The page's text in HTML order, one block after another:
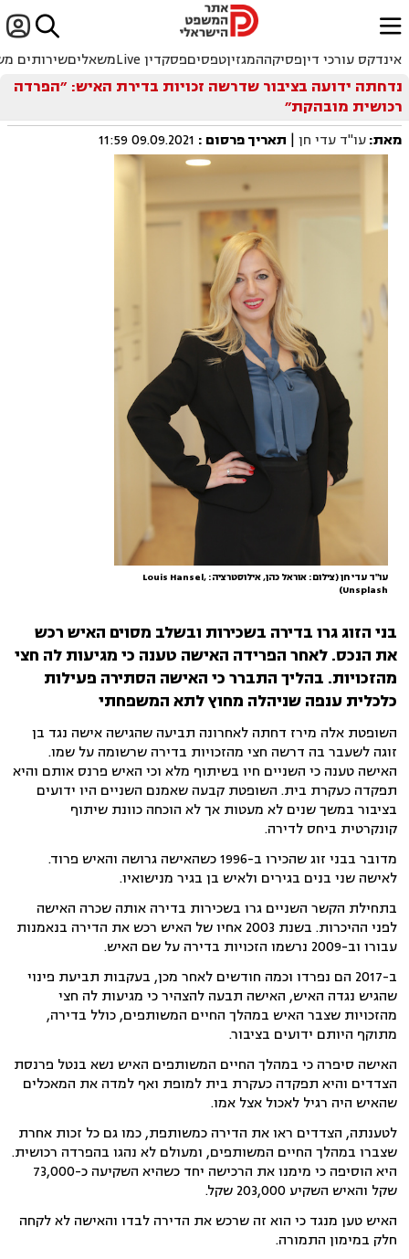

ﱐ
אינדקס עורכי דיןפסיקההמגזיןטפסיםפסקדין Live משאליםשירותים
נדחתה ידועה בציבור שדרשה זכויות בדירת האיש: ״הפרדה
רכושית מובהקת״
מאת:עו"ד עדי חן | תאריך פרסום :
09.09.2021 11:59
עו"ד עדי חן (צילום: אוראל כהן, אילוסטרציה: Louis Hansel,
Unsplash)
בני הזוג גרו בדירה בשכירות ובשלב מסוים האיש רכש
את הנכס. לאחר הפרידה האישה טענה כי מגיעות לה חצי
מהזכויות. בהליך התברר כי האישה הסתירה פעילות
כלכלית ענפה שניהלה מחוץ לתא המשפחתי
השופטת אלה מירז דחתה לאחרונה תביעה שהגישה אישה נגד בן
זוגה לשעבר בה דרשה חצי מהזכויות בדירה שרשומה על שמו.
האישה טענה כי השניים חיו בשיתוף מלא וכי האיש פרנס אותם והיא
תפקדה כעקרת בית. השופטת קבעה שאמנם השניים היו ידועים
בציבור במשך שנים לא מעטות אך לא הוכחה כוונת שיתוף
קונקרטית ביחס לדירה.
מדובר בבני זוג שהכירו ב-1996 כשהאישה גרושה והאיש פרוד.
לאישה שני בנים בגירים ולאיש בן בגיר מנישואיו.
בתחילת הקשר השניים גרו בשכירות בדירה אותה שכרה האישה
לפני ההיכרות. בשנת 2003 אחיו של האיש רכש את הדירה בנאמנות
עבורו וב-2009 נרשמו הזכויות בדירה על שם האיש.
ב-2017 הם נפרדו וכמה חודשים לאחר מכן, בעקבות תביעת פינוי
שהגיש נגדה האיש, האישה תבעה להצהיר כי מגיעות לה חצי
מהזכויות שצבר האיש במהלך החיים המשותפים, כולל בדירה,
מתוקף היותם ידועים בציבור.
האישה סיפרה כי במהלך החיים המשותפים האיש נשא בנטל פרנסת
הצדדים והיא תפקדה כעקרת בית למופת ואף למדה את המאכלים
שהאיש היה רגיל לאכול אצל אמו.
לטענתה, הצדדים ראו את הדירה כמשותפת, כמו גם כל זכות אחרת
שצברו במהלך החיים המשותפים, ומעולם לא נהגו בהפרדה רכושית.
היא הוסיפה כי מימנו את הרכישה יחד כשהיא השקיעה כ-73,000
שקל והאיש השקיע 203,000 שקל.
האיש טען מנגד כי הוא זה שרכש את הדירה לבדו והאישה לא לקחה
חלק במימון התמורה.